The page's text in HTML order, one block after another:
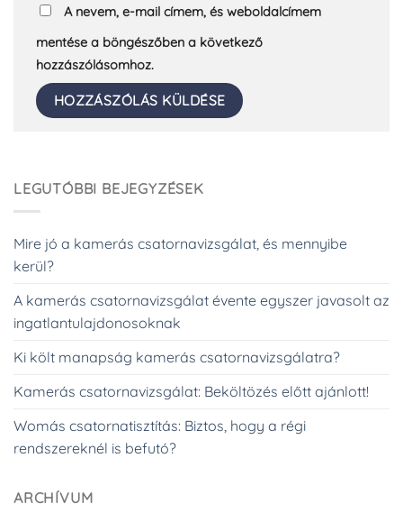
A nevem, e-mail címem, és weboldalcímem
mentése a böngészőben a következő
hozzászólásomhoz.
LEGUTÓBBI BEJEGYZÉSEK
Mire jó a kamerás csatornavizsgálat, és mennyibe
kerül?
A kamerás csatornavizsgálat évente egyszer javasolt az
ingatlantulajdonosoknak
Ki költ manapság kamerás csatornavizsgálatra?
Kamerás csatornavizsgálat: Beköltözés előtt ajánlott!
Womás csatornatisztítás: Biztos, hogy a régi
rendszereknél is befutó?
ARCHÍVUM